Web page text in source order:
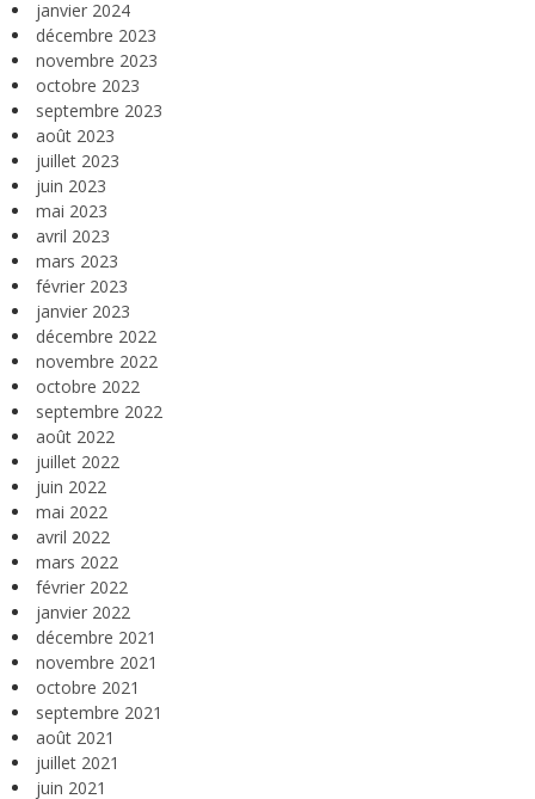
janvier 2024
décembre 2023
novembre 2023
octobre 2023
septembre 2023
août 2023
juillet 2023
juin 2023
mai 2023
avril 2023
mars 2023
février 2023
janvier 2023
décembre 2022
novembre 2022
octobre 2022
septembre 2022
août 2022
juillet 2022
juin 2022
mai 2022
avril 2022
mars 2022
février 2022
janvier 2022
décembre 2021
novembre 2021
octobre 2021
septembre 2021
août 2021
juillet 2021
juin 2021